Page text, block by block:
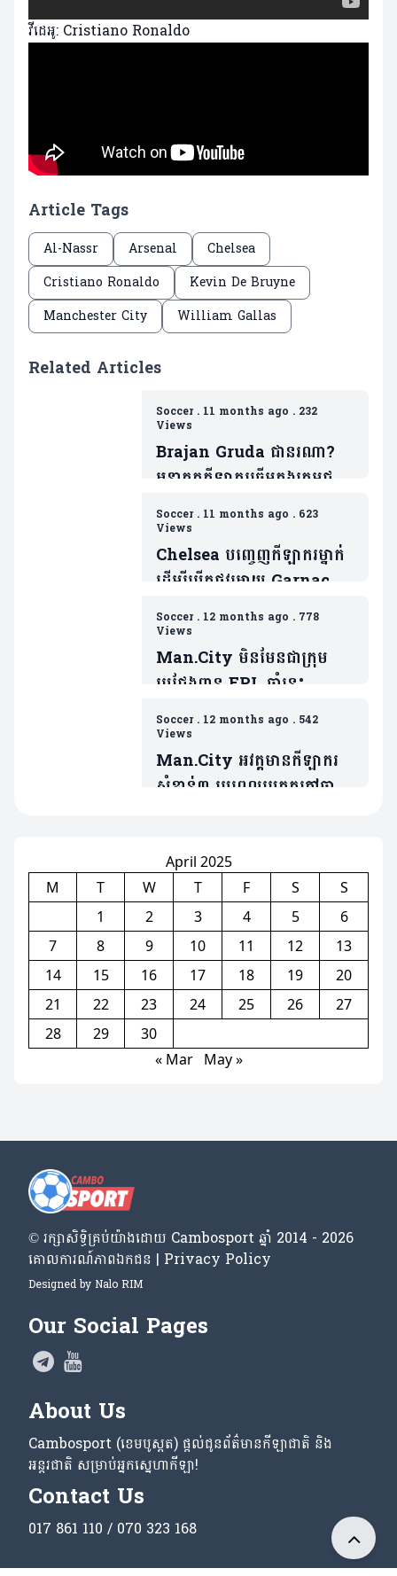
វីដេអូ: Cristiano Ronaldo
Article Tags
Al-Nassr Arsenal
Chelsea
Cristiano Ronaldo
Kevin De Bruyne
Manchester City
William Gallas
Related Articles
Soccer. 11 months ago . 232
Views
Brajan Gruda ជានរណា?
អនាគតកីឡាករឆ្នើមក្នុងក្រុមជម្រើ
សជាតិអាឡឺម៉ង់(មាន២វីដេអូ)
Soccer. 11 months ago . 623
Views
Chelsea បញ្ចេញកីឡាករម្នាក់
ដើម្បីបើកផ្លូវអោយ Garnacho
ចូលរួមជាមួយ
ពួកគេ(មាន២វីឌេអូ)
Soccer. 12 months ago . 778
Views
Man.City មិនមែនជាក្រុម
ប្រជែងពាន EPL ឆ្នាំនេះ
ដោយសារគ្មានវត្តមានកីឡាករ
សំខាន់រូបនេះ(មាន២វីដេអូ)
Soccer. 12 months ago . 542
Views
Man.City អវត្តមានកីឡាករ
សំខាន់៣ រូបពេលប្រកួតកៅឆាយ
April 2025
M
T W T F S
S
1
2 3 4 5
6
7
8 9 10 11 12
13
14
15 16 17 18 19
20
21
22 23 24 25 26
27
28
29
30
« Mar
May »
© រក្សា​សិទ្ធិ​គ្រប់​យ៉ាង​ដោយ​ Cambosport ឆ្នាំ 2014 - 2026
គោលការណ៍​ភាព​ឯកជន | Privacy Policy
Designed by Nalo RIM
Our Social Pages
About Us
Cambosport (ខេមបូស្ពត) ផ្តល់ជូនព័ត៌មានកីឡាជាតិ និង
អន្តរជាតិ សម្រាប់អ្នកស្នេហាកីឡា!
Contact Us
017 861 110 / 070 323 168